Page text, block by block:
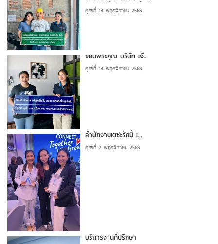
ศุกร์ที่ 14 พฤศจิกายน 2568
ขอบพระคุณ บริษัท เจ้...
ศุกร์ที่ 14 พฤศจิกายน 2568
สำนักงานเตชะรัศมิ์ เ...
ศุกร์ที่ 7 พฤศจิกายน 2568
บริการงานที่ปรึกษา